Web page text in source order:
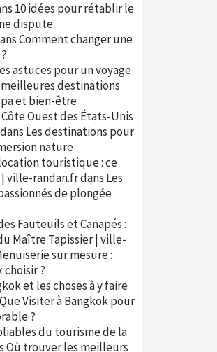
10 idées pour rétablir le
dispute
Comment changer une
astuces pour un voyage
meilleures destinations
et bien-être
Ouest des États-Unis
Les destinations pour
nature
touristique : ce
ville-randan.frdans Les
de plongée
Fauteuils et Canapés :
Maître Tapissier | ville-
sur mesure :
?
et les choses à y faire
Que Visiter à Bangkok pour
?
du tourisme de la
Où trouver les meilleurs